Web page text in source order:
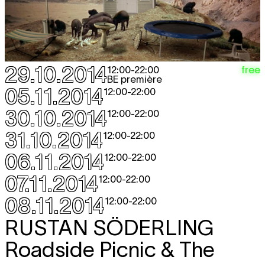
29.10.201412:00-22:00
BE première
05.11.201412:00-22:00
30.10.201412:00-22:00
31.10.201412:00-22:00
06.11.201412:00-22:00
07.11.201412:00-22:00
08.11.201412:00-22:00
free
RUSTAN SÖDERLING
Roadside Picnic & The